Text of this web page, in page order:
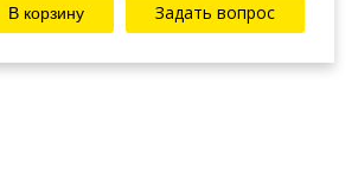
Задать вопрос